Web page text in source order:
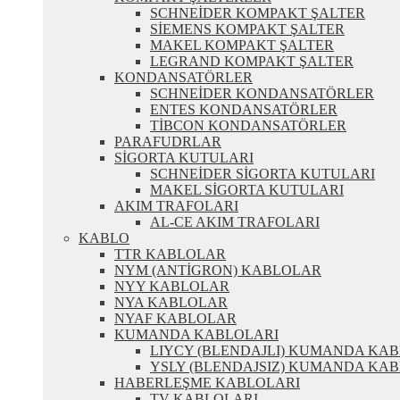
SCHNEİDER KOMPAKT ŞALTER
SİEMENS KOMPAKT ŞALTER
MAKEL KOMPAKT ŞALTER
LEGRAND KOMPAKT ŞALTER
KONDANSATÖRLER
SCHNEİDER KONDANSATÖRLER
ENTES KONDANSATÖRLER
TİBCON KONDANSATÖRLER
PARAFUDRLAR
SİGORTA KUTULARI
SCHNEİDER SİGORTA KUTULARI
MAKEL SİGORTA KUTULARI
AKIM TRAFOLARI
AL-CE AKIM TRAFOLARI
KABLO
TTR KABLOLAR
NYM (ANTİGRON) KABLOLAR
NYY KABLOLAR
NYA KABLOLAR
NYAF KABLOLAR
KUMANDA KABLOLARI
LIYCY (BLENDAJLI) KUMANDA
YSLY (BLENDAJSIZ) KUMANDA
HABERLEŞME KABLOLARI